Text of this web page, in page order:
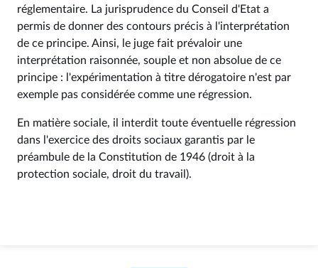
réglementaire. La jurisprudence du Conseil d'Etat a
permis de donner des contours précis à l'interprétation
de ce principe. Ainsi, le juge fait prévaloir une
interprétation raisonnée, souple et non absolue de ce
principe : l'expérimentation à titre dérogatoire n'est par
exemple pas considérée comme une régression.
En matière sociale, il interdit toute éventuelle régression
dans l'exercice des droits sociaux garantis par le
préambule de la Constitution de 1946 (droit à la
protection sociale, droit du travail).